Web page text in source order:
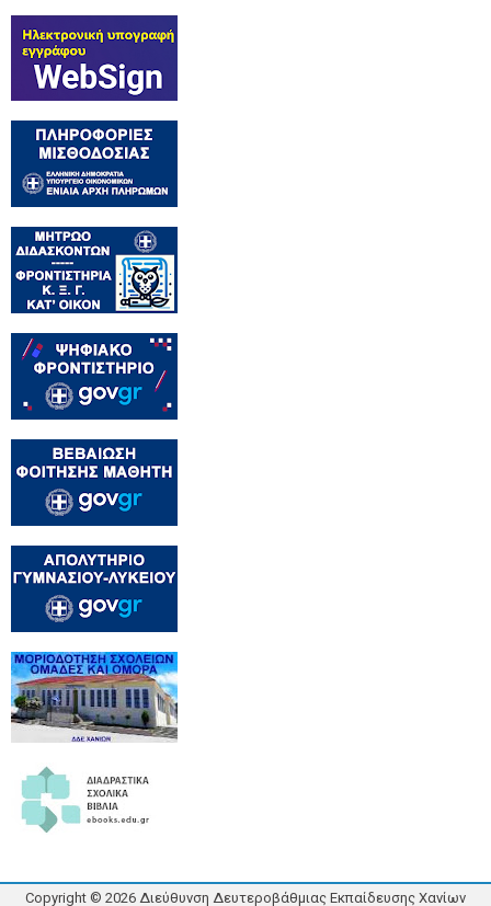
Copyright © 2026 Διεύθυνση Δευτεροβάθμιας Εκπαίδευσης Χανίων